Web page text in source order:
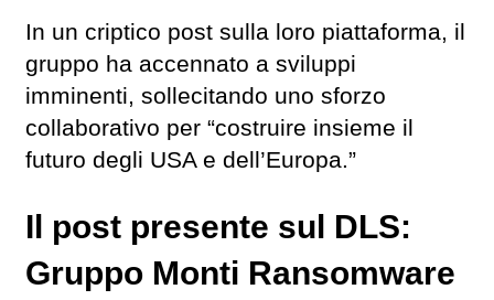
In un criptico post sulla loro piattaforma, il
gruppo ha accennato a sviluppi
imminenti, sollecitando uno sforzo
collaborativo per “costruire insieme il
futuro degli USA e dell’Europa.”
Il post presente sul DLS:
Gruppo Monti Ransomware